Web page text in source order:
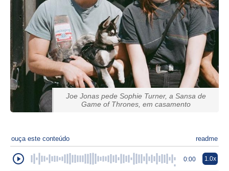
Joe Jonas pede Sophie Turner, a Sansa de
Game of Thrones, em casamento
ouça este conteúdo readme
0:00 1.0x